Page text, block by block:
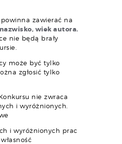
zawierać na
wiek autora.
nie będą brały
może być tylko
zgłosić tylko
nie zwraca
i wyróżnionych.
i wyróżnionych prac